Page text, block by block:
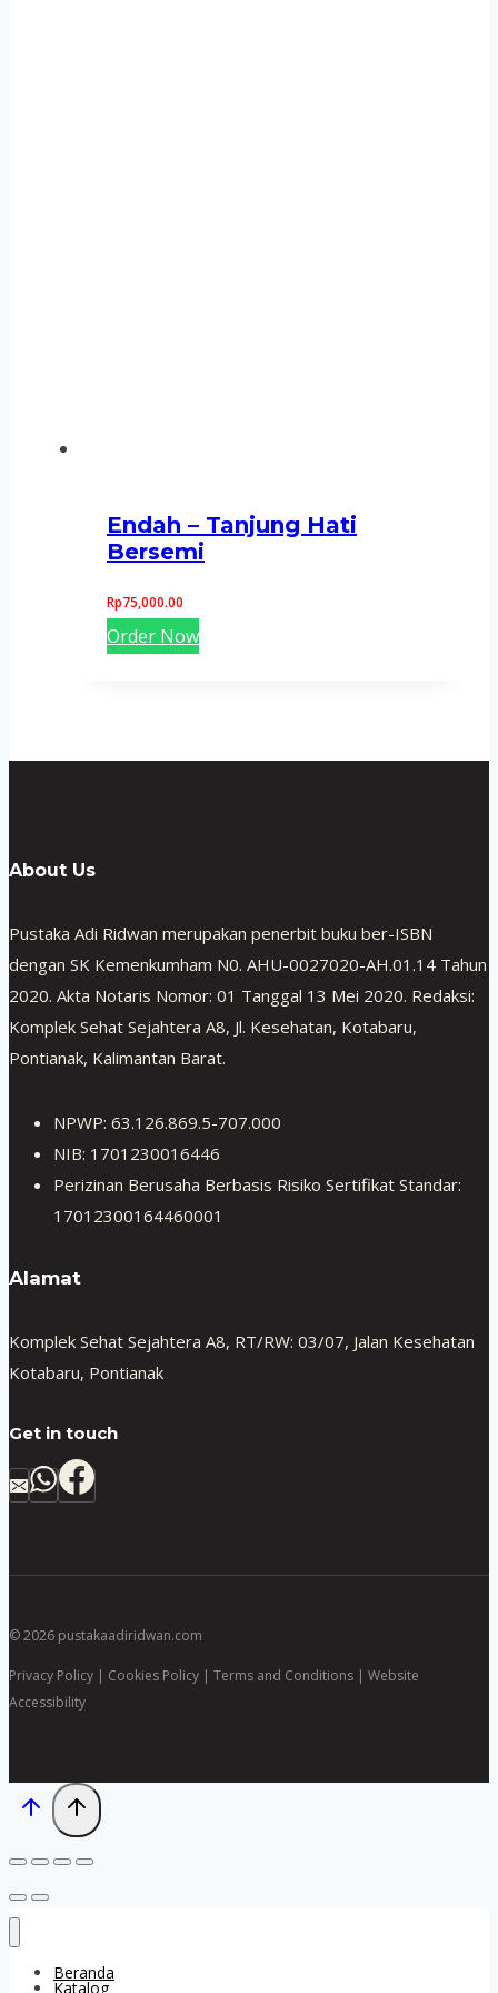
Endah – Tanjung Hati
Bersemi
Rp75,000.00
Order Now
About Us
Pustaka Adi Ridwan merupakan penerbit buku ber-ISBN
dengan SK Kemenkumham N0. AHU-0027020-AH.01.14 Tahun
2020. Akta Notaris Nomor: 01 Tanggal 13 Mei 2020. Redaksi:
Komplek Sehat Sejahtera A8, Jl. Kesehatan, Kotabaru,
Pontianak, Kalimantan Barat.
NPWP: 63.126.869.5-707.000
NIB: 1701230016446
Perizinan Berusaha Berbasis Risiko Sertifikat Standar:
17012300164460001
Alamat
Komplek Sehat Sejahtera A8, RT/RW: 03/07, Jalan Kesehatan
Kotabaru, Pontianak
Get in touch
© 2026 pustakaadiridwan.com
Privacy Policy | Cookies Policy | Terms and Conditions | Website
Accessibility
Beranda
Katalog